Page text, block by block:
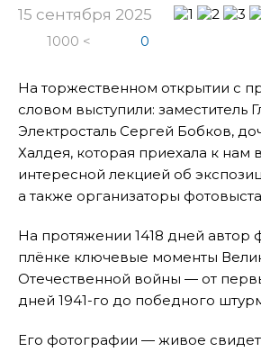
15 сентября 2025
1000 < 0
На торжественном открытии с
словом выступили: заместитель
Электросталь Сергей Бобков,
Халдея, которая приехала к нам
интересной лекцией об
а также организаторы
На протяжении 1418 дней автор
плёнке ключевые моменты
Отечественной войны — от
дней 1941-го до победного
Его фотографии — живое